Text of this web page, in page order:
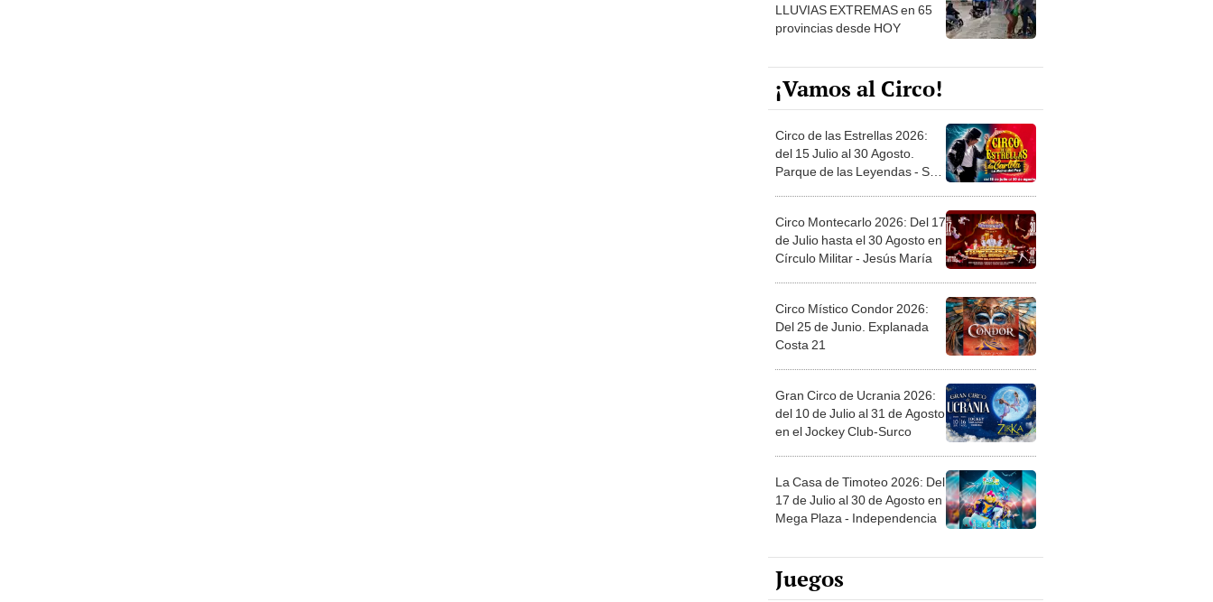
LLUVIAS EXTREMAS en 65
provincias desde HOY
¡Vamos al Circo!
Circo de las Estrellas 2026:
del 15 Julio al 30 Agosto.
Parque de las Leyendas - San
Circo Montecarlo 2026: Del 17
de Julio hasta el 30 Agosto en
Círculo Militar - Jesús María
Circo Místico Condor 2026:
Del 25 de Junio. Explanada
Costa 21
Gran Circo de Ucrania 2026:
del 10 de Julio al 31 de Agosto
en el Jockey Club-Surco
La Casa de Timoteo 2026: Del
17 de Julio al 30 de Agosto en
Mega Plaza - Independencia
Juegos